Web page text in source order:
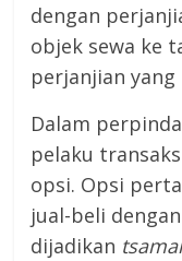
dengan
objek sewa ke
perjanjian
Dalam
pelaku
opsi. Opsi
jual-beli dengan
dijadikan